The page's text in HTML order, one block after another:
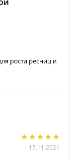
роста ресниц и
17.11.2021